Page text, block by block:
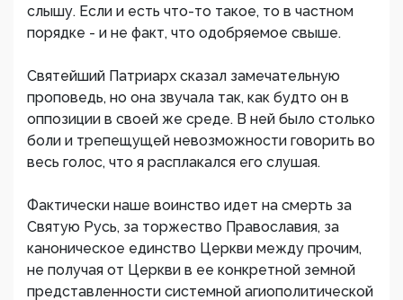
слышу. Если и есть что-то такое, то в частном
порядке - и не факт, что одобряемое свыше.
Святейший Патриарх сказал замечательную
проповедь, но она звучала так, как будто он в
оппозиции в своей же среде. В ней было столько
боли и трепещущей невозможности говорить во
весь голос, что я расплакался его слушая.
Фактически наше воинство идет на смерть за
Святую Русь, за торжество Православия, за
каноническое единство Церкви между прочим,
не получая от Церкви в ее конкретной земной
представленности системной агиополитической